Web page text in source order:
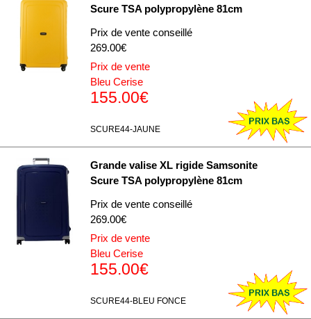
Scure TSA polypropylène 81cm
Prix de vente conseillé
269.00€
Prix de vente
Bleu Cerise
155.00€
SCURE44-JAUNE
Grande valise XL rigide Samsonite
Scure TSA polypropylène 81cm
Prix de vente conseillé
269.00€
Prix de vente
Bleu Cerise
155.00€
SCURE44-BLEU FONCE